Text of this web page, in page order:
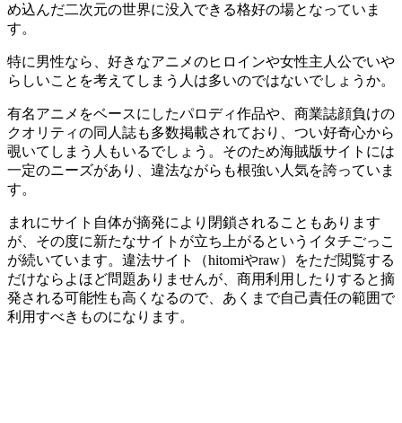
め込んだ二次元の世界に没入できる格好の場となっていま
す。
特に男性なら、好きなアニメのヒロインや女性主人公でいや
らしいことを考えてしまう人は多いのではないでしょうか。
有名アニメをベースにしたパロディ作品や、商業誌顔負けの
クオリティの同人誌も多数掲載されており、つい好奇心から
覗いてしまう人もいるでしょう。そのため海賊版サイトには
一定のニーズがあり、違法ながらも根強い人気を誇っていま
す。
まれにサイト自体が摘発により閉鎖されることもあります
が、その度に新たなサイトが立ち上がるというイタチごっこ
が続いています。違法サイト（hitomiやraw）をただ閲覧する
だけならよほど問題ありませんが、商用利用したりすると摘
発される可能性も高くなるので、あくまで自己責任の範囲で
利用すべきものになります。